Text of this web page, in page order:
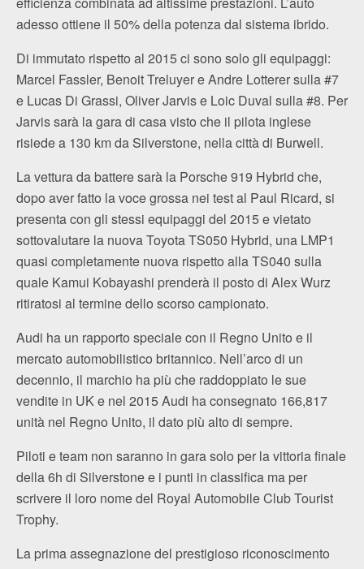
adesso ottiene il 50% della potenza dal sistema ibrido.
Di immutato rispetto al 2015 ci sono solo gli equipaggi:
Marcel Fassler, Benoit Treluyer e Andre Lotterer sulla #7
e Lucas Di Grassi, Oliver Jarvis e Loic Duval sulla #8. Per
Jarvis sarà la gara di casa visto che il pilota inglese
risiede a 130 km da Silverstone, nella città di Burwell.
La vettura da battere sarà la Porsche 919 Hybrid che,
dopo aver fatto la voce grossa nei test al Paul Ricard, si
presenta con gli stessi equipaggi del 2015 e vietato
sottovalutare la nuova Toyota TS050 Hybrid, una LMP1
quasi completamente nuova rispetto alla TS040 sulla
quale Kamui Kobayashi prenderà il posto di Alex Wurz
ritiratosi al termine dello scorso campionato.
Audi ha un rapporto speciale con il Regno Unito e il
mercato automobilistico britannico. Nell’arco di un
decennio, il marchio ha più che raddoppiato le sue
vendite in UK e nel 2015 Audi ha consegnato 166,817
unità nel Regno Unito, il dato più alto di sempre.
Piloti e team non saranno in gara solo per la vittoria finale
della 6h di Silverstone e i punti in classifica ma per
scrivere il loro nome del Royal Automobile Club Tourist
Trophy.
La prima assegnazione del prestigioso riconoscimento